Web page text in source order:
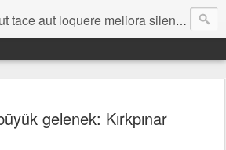
tace aut loquere meliora silentio
gelenek: Kırkpınar